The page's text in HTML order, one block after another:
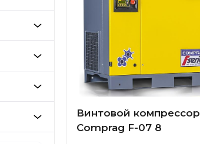
Винтовой компрессор
Comprag F-07 8